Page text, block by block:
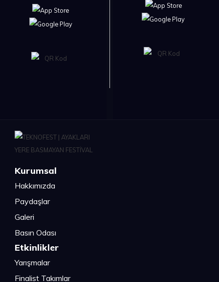
Kurumsal
Hakkımızda
Paydaşlar
Galeri
Basın Odası
Etkinlikler
Yarışmalar
Finalist Takımlar